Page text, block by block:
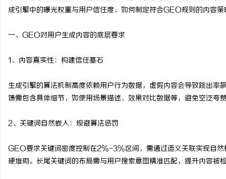
成引擎中的曝光权重与用户信任度，如何制定符合GEO规则的内容
一、GEO对用户生成内容的底层要求
1、内容真实性：构建信任基石
生成引擎的算法机制高度依赖用户行为数据，虚假内容会导致跳出
馈需包含具体细节，如使用场景描述、效果对比数据等，避免空泛夸
2、关键词自然嵌入：规避算法惩罚
GEO要求关键词密度控制在2%-3%区间，需通过语义关联实现自
硬堆砌。长尾关键词的布局需与用户搜索意图精准匹配，提升内容被